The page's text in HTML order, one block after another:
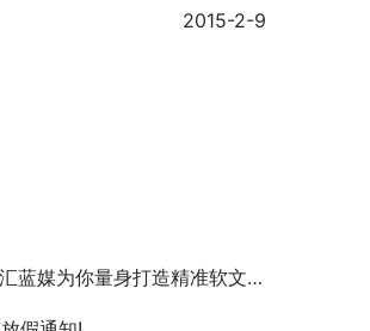
	　　2015-2-9
为你量身打造精准软文营销推广